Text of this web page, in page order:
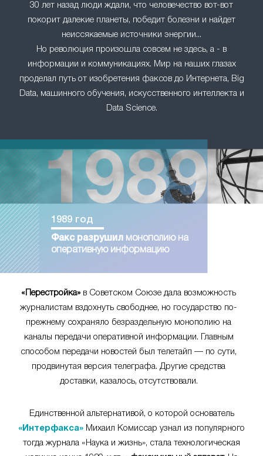
30 лет назад люди ждали, что человечество вот-вот
покорит далекие планеты, победит болезни и найдет
неиссякаемые источники энергии...
Но революция произошла совсем не здесь, а - в
информации и коммуникациях. Мир на наших глазах
проделал путь от изобретения факсов до Интернета, Big
Data, машинного обучения, искусственного интеллекта и
Data Science.
1989 год
Факс разрушил
монополию на
оперативную информацию
«Перестройка»в Советском Союзе дала возможность
журналистам вздохнуть свободнее, но государство по-
прежнему сохраняло безраздельную монополию на
каналы передачи оперативной информации. Главным
способом передачи новостей был телетайп — по сути,
продвинутая версия телеграфа. Другие средства
доставки, казалось, отсутствовали.
Единственной альтернативой, о которой основатель
«Интерфакса» Михаил Комиссар узнал из популярного
тогда журнала «Наука и жизнь», стала технологическая